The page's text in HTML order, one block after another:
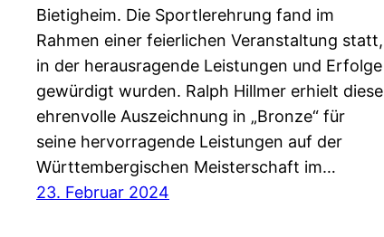
Bietigheim. Die Sportlerehrung fand im
Rahmen einer feierlichen Veranstaltung statt,
in der herausragende Leistungen und Erfolge
gewürdigt wurden. Ralph Hillmer erhielt diese
ehrenvolle Auszeichnung in „Bronze“ für
seine hervorragende Leistungen auf der
Württembergischen Meisterschaft im…
23. Februar 2024